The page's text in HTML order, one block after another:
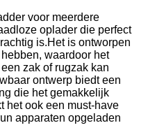
voor meerdere
oplader die perfect
is.Het is ontworpen
waardoor het
zak of rugzak kan
ontwerp biedt een
die het gemakkelijk
het ook een must-have
apparaten opgeladen